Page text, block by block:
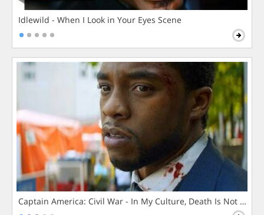
Idlewild - When I Look in Your Eyes Scene
Captain America: Civil War - In My Culture, Death Is Not The